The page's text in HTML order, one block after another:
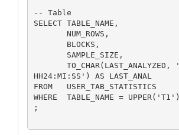
-- Table
SELECT TABLE_NAME,
HH24:MI:SS') AS LAST_ANAL
FROM   USER_TAB_STATISTICS
WHERE  TABLE_NAME = UPPER('T1')
;